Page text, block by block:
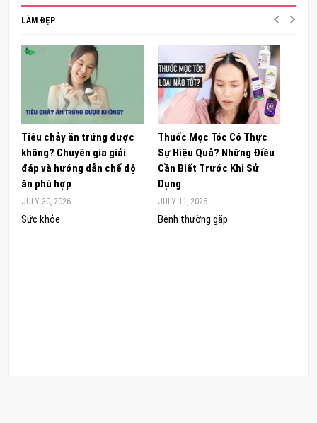
LÀM ĐẸP
Tiêu chảy ăn trứng được
không? Chuyên gia giải
đáp và hướng dẫn chế độ
ăn phù hợp
JULY 30, 2026
Sức khỏe
Thuốc Mọc Tóc Có Thực
Sự Hiệu Quả? Những Điều
Cần Biết Trước Khi Sử
Dụng
JULY 11, 2026
Bệnh thường gặp